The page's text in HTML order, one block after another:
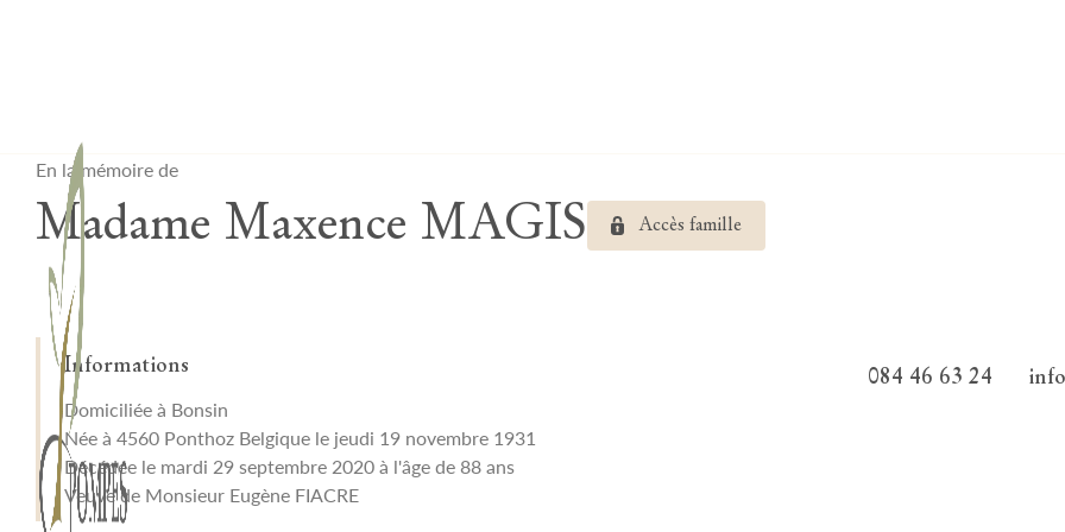
084 46 63 24
En la mémoire de
Madame Maxence MAGIS Accès famille
Informations
Domiciliée à Bonsin
Née à 4560 Ponthoz Belgique le jeudi 19 novembre 1931
Décédée le mardi 29 septembre 2020 à l'âge de 88 ans
Veuve de Monsieur Eugène FIACRE